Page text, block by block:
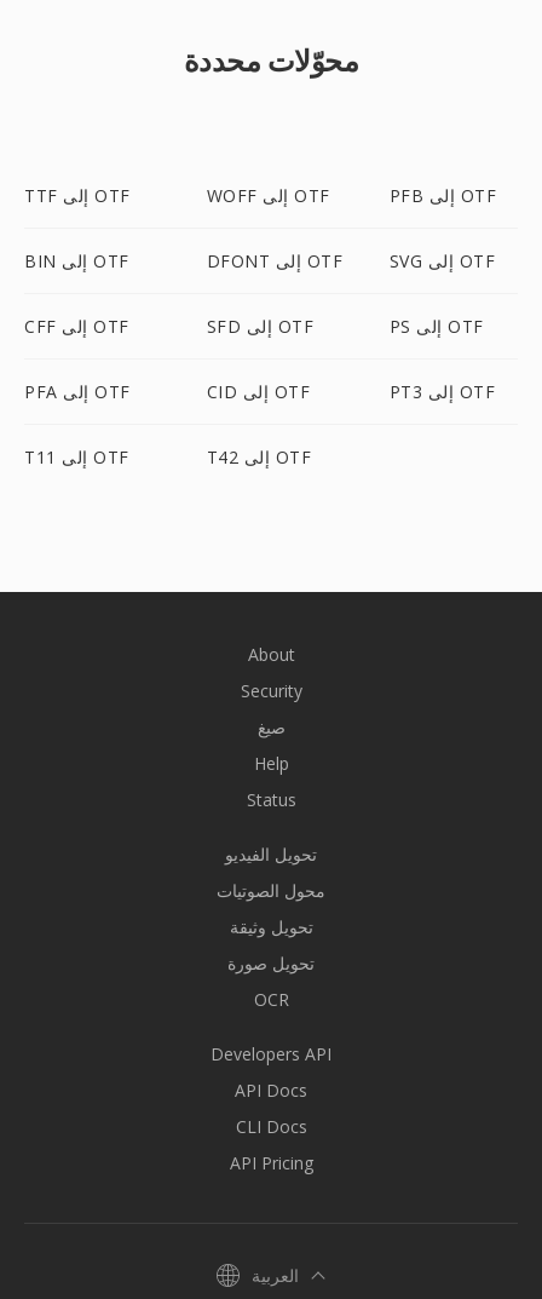
محوّلات محددة
TTF إلى OTF WOFF إلى OTF PFB إلى OTF
BIN إلى OTF DFONT إلى OTF SVG إلى OTF
CFF إلى OTF SFD إلى OTF PS إلى OTF
PFA إلى OTF CID إلى OTF PT3 إلى OTF
T11 إلى OTF T42 إلى OTF
About
Security
صيغ
Help
Status
تحويل الفيديو
محول الصوتيات
تحويل وثيقة
تحويل صورة
OCR
Developers API
API Docs
CLI Docs
API Pricing
العربية